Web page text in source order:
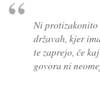
Ni protizakonito
državah, kjer
te zaprejo, če
govora ni